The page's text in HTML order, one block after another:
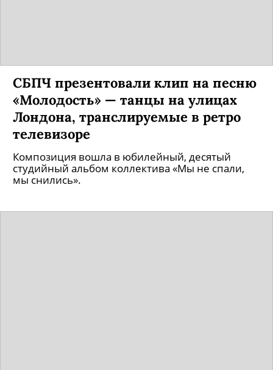
СБПЧ презентовали клип на песню
«Молодость» — танцы на улицах
Лондона, транслируемые в ретро
телевизоре
Композиция вошла в юбилейный, десятый
студийный альбом коллектива «Мы не спали,
мы снились».